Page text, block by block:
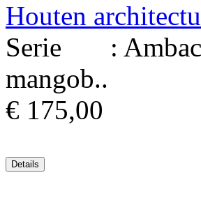
Houten
Serie :
mangob..
€ 175,00